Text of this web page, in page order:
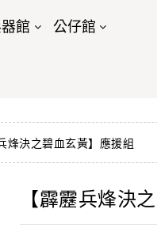
館 公仔館
烽決之碧血玄黃】應援組
【霹靂兵烽決